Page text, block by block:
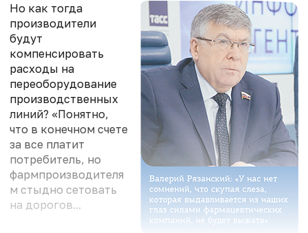
Но как тогда
производители
будут
компенсировать
расходы на
переоборудование
производственных
линий? «Понятно,
что в конечном счете
за все платит
потребитель, но
фармпроизводителя
м стыдно сетовать
на дорогов...